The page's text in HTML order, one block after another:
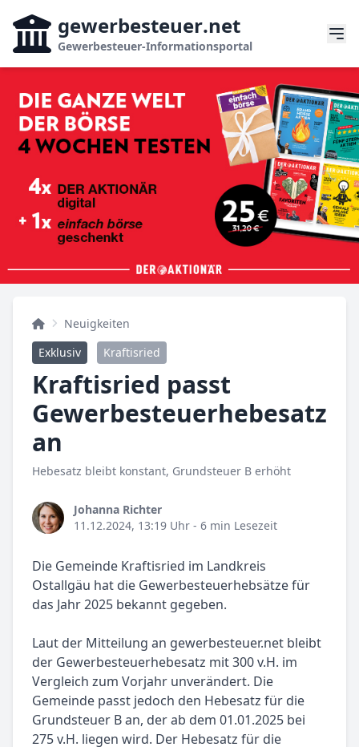
gewerbesteuer.net
Gewerbesteuer-Informationsportal
Neuigkeiten
Exklusiv
Kraftisried
Kraftisried passt
Gewerbesteuerhebesatz
an
Hebesatz bleibt konstant, Grundsteuer B erhöht
Johanna Richter
11.12.2024, 13:19 Uhr - 6 min Lesezeit
Die Gemeinde Kraftisried im Landkreis
Ostallgäu hat die Gewerbesteuerhebsätze für
das Jahr 2025 bekannt gegeben.
Laut der Mitteilung an gewerbesteuer.net bleibt
der Gewerbesteuerhebesatz mit 300 v.H. im
Vergleich zum Vorjahr unverändert. Die
Gemeinde passt jedoch den Hebesatz für die
Grundsteuer B an, der ab dem 01.01.2025 bei
275 v.H. liegen wird. Der Hebesatz für die